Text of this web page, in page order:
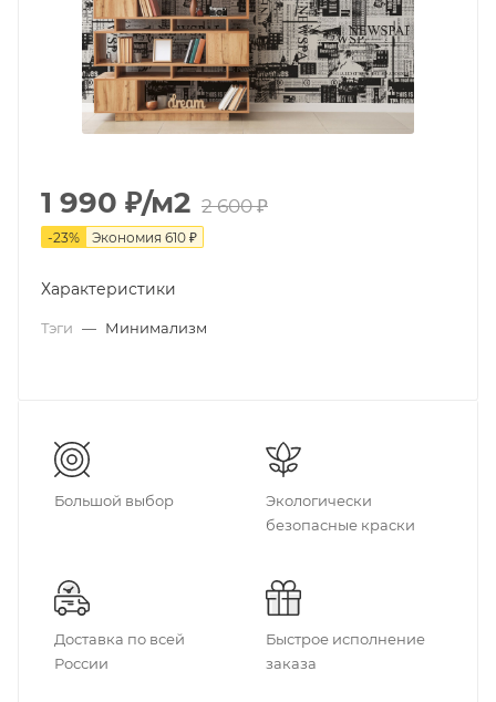
1 990 ₽/м2 2 600₽
-23% Экономия 610 ₽
Характеристики
Тэги — Минимализм
Большой выбор
Экологически
безопасные краски
Доставка по всей
России
Быстрое исполнение
заказа